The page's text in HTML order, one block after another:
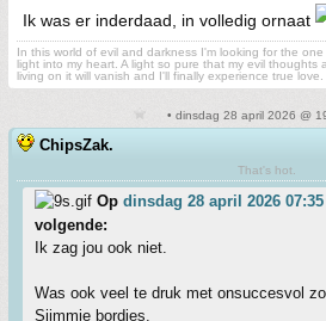
Ik was er inderdaad, in volledig ornaat
In this world of evil and darkness I'm looking for the
light into my heart. A light so pure that my evil thoughts
living on it will vanish and I'll finally experience true love.
• dinsdag 28 april 2026 @
ChipsZak.
That's hot.
Op dinsdag 28 april 2026 07:35
volgende:
Ik zag jou ook niet.
Was ook veel te druk met onsuccesvol
Sjimmie bordjes.